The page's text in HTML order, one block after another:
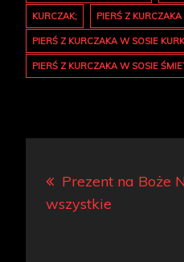
KURCZAK; PIERŚ Z
PIERŚ Z KURCZAKA W SOSIE
PIERŚ Z KURCZAKA W SOSIE
wpisu
Prezent na Boże
wszystkie